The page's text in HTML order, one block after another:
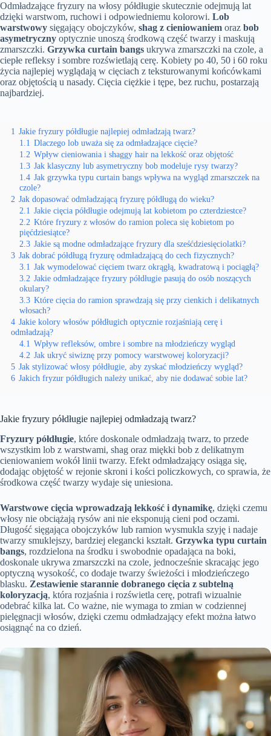
Odmładzające fryzury na włosy półdługie skutecznie odejmują lat
dzięki warstwom, ruchowi i odpowiedniemu kolorowi. Lob
warstwowy sięgający obojczyków, shag z cieniowaniem oraz bob
asymetryczny optycznie unoszą środkową część twarzy i maskują
zmarszczki. Grzywka curtain bangs ukrywa zmarszczki na czole, a
ciepłe refleksy i sombre rozświetlają cerę. Kobiety po 40, 50 i 60 roku
życia najlepiej wyglądają w cięciach z teksturowanymi końcówkami
oraz objętością u nasady. Cięcia ciężkie i tępe, bez ruchu, postarzają
najbardziej.
1 Jakie fryzury półdługie najlepiej odmładzają twarz?
1.1 Dlaczego lob uważa się za odmładzające cięcie?
1.2 Wpływ cieniowania i shaggy hair na lekkość oraz objętość
1.3 Jak klasyczny lub asymetryczny bob modeluje rysy twarzy?
1.4 Jak grzywka typu curtain bangs wpływa na wygląd zmarszczek na
czole?
2 Jak dopasować odmładzającą fryzurę półdługą do wieku?
2.1 Jakie cięcia półdługie odejmują lat kobietom po czterdziestce?
2.2 Które fryzury z włosów do ramion poleca się kobietom po
pięćdziesiątce?
2.3 Jakie są modne odmładzające fryzury dla sześćdziesięciolatki?
3 Jak dobrać półdługą fryzurę odmładzającą do cech fizycznych?
3.1 Jak wymodelować cięciem twarz okrągłą, kwadratową i pociągłą?
3.2 Jakie odmładzające fryzury półdługie pasują do osób noszących
okulary?
3.3 Które cięcia do ramion sprawdzają się przy cienkich i delikatnych
włosach?
4 Jakie kolory włosów półdługich optycznie rozjaśniają cerę i
odmładzają?
4.1 Wpływ refleksów, ombre i sombre na młodzieńczy wygląd
4.2 Jak ukryć siwiznę przy pomocy warstwowej koloryzacji?
5 Jak stylizować włosy półdługie, aby zyskać młodzieńczy wygląd?
6 Jakich fryzur półdługich należy unikać, aby nie dodawać sobie lat?
Jakie fryzury półdługie najlepiej odmładzają twarz?
Fryzury półdługie, które doskonale odmładzają twarz, to przede
wszystkim lob z warstwami, shag oraz miękki bob z delikatnym
cieniowaniem wokół linii twarzy. Efekt odmładzający osiąga się,
dodając objętość w rejonie skroni i kości policzkowych, co sprawia, że
środkowa część twarzy wydaje się uniesiona.
Warstwowe cięcia wprowadzają lekkość i dynamikę, dzięki czemu
włosy nie obciążają rysów ani nie eksponują cieni pod oczami.
Długość sięgająca obojczyków lub ramion wysmukla szyję i nadaje
twarzy smuklejszy, bardziej elegancki kształt. Grzywka typu curtain
bangs, rozdzielona na środku i swobodnie opadająca na boki,
doskonale ukrywa zmarszczki na czole, jednocześnie skracając jego
optyczną wysokość, co dodaje twarzy świeżości i młodzieńczego
blasku. Zestawienie starannie dobranego cięcia z subtelną
koloryzacją, która rozjaśnia i rozświetla cerę, potrafi wizualnie
odebrać kilka lat. Co ważne, nie wymaga to zmian w codziennej
pielęgnacji włosów, dzięki czemu odmładzający efekt można łatwo
osiągnąć na co dzień.